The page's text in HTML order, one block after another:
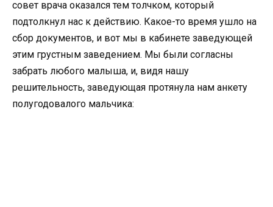
совет врача оказался тем толчком, который
подтолкнул нас к действию. Какое-то время ушло на
сбор документов, и вот мы в кабинете заведующей
этим грустным заведением. Мы были согласны
забрать любого малыша, и, видя нашу
решительность, заведующая протянула нам анкету
полугодовалого мальчика: